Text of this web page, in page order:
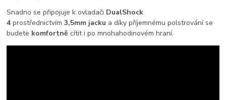
Snadno se připojuje k ovladači DualShock
4 prostřednictvím3,5mm jacku a díky příjemnému polstrování se
budete komfortně cítit i po mnohahodinovém hraní.